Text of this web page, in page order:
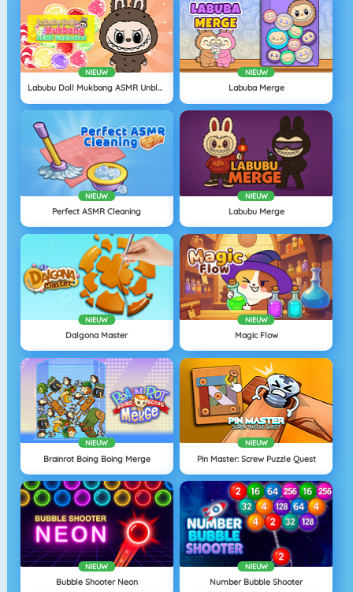
NIEUW
Labubu Doll Mukbang ASMR Unblocked
NIEUW
Labuba Merge
NIEUW
Perfect ASMR Cleaning
NIEUW
Labubu Merge
NIEUW
Dalgona Master
NIEUW
Magic Flow
NIEUW
Brainrot Boing Boing Merge
NIEUW
Pin Master: Screw Puzzle Quest
NIEUW
Bubble Shooter Neon
NIEUW
Number Bubble Shooter